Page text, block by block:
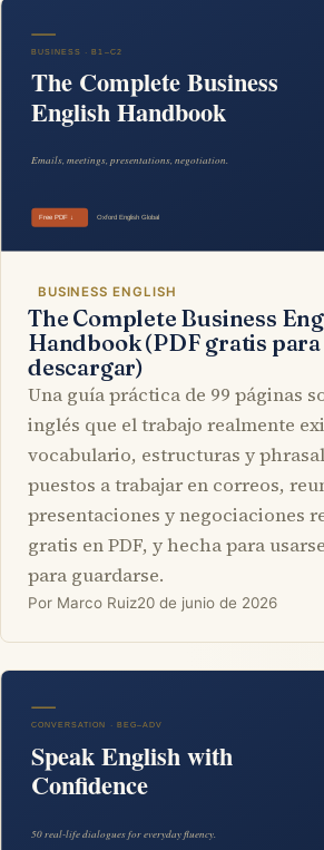
BUSINESS ENGLISH
The Complete Business
Handbook (PDF gratis para
descargar)
Una guía práctica de 99 páginas
inglés que el trabajo realmente
vocabulario, estructuras y
puestos a trabajar en correos,
presentaciones y negociaciones
gratis en PDF, y hecha para
para guardarse.
Por Marco Ruiz20 de junio de 2026